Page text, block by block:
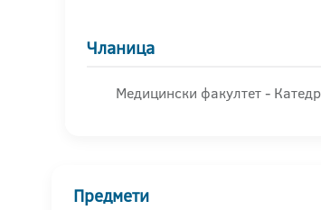
Чланица
Медицински факултет -
Предмети